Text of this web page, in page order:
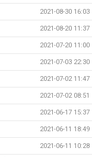
2021-08-30 16:03
2021-08-20 11:37
2021-07-20 11:00
2021-07-03 22:30
2021-07-02 11:47
2021-07-02 08:51
2021-06-17 15:37
2021-06-11 18:49
2021-06-11 10:28